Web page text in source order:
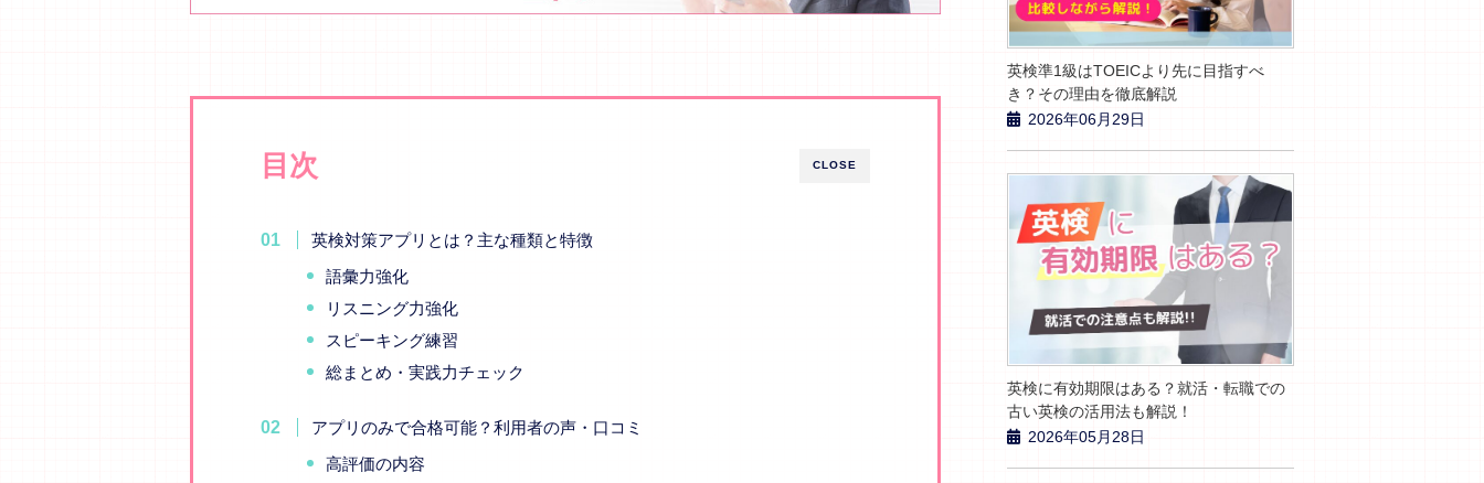
CLOSE
目次
英検対策アプリとは？主な種類と特徴
語彙力強化
リスニング力強化
スピーキング練習
総まとめ・実践力チェック
アプリのみで合格可能？利用者の声・口コミ
高評価の内容
英検準1級はTOEICより先に目指すべ
き？その理由を徹底解説
2026年06月29日
英検に有効期限はある？就活・転職での
古い英検の活用法も解説！
2026年05月28日